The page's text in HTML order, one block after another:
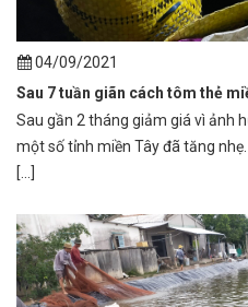
04/09/2021
Sau 7 tuần giãn cách tôm thẻ
Sau gần 2 tháng giảm giá vì ảnh
một số tỉnh miền Tây đã tăng
[...]